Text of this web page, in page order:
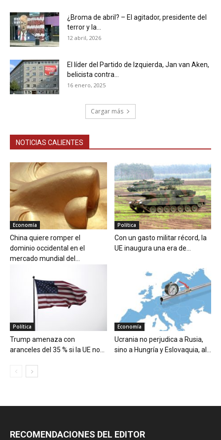
¿Broma de abril? – El agitador, presidente del
terror y la...
12 abril, 2026
El líder del Partido de Izquierda, Jan van Aken,
belicista contra...
16 enero, 2025
Cargar más
NOTICIAS CALIENTES
Economía
China quiere romper el
dominio occidental en el
mercado mundial del...
Política
Con un gasto militar récord, la
UE inaugura una era de...
Política
Trump amenaza con
aranceles del 35 % si la UE no...
Economía
Ucrania no perjudica a Rusia,
sino a Hungría y Eslovaquia, al...
RECOMENDACIONES DEL EDITOR